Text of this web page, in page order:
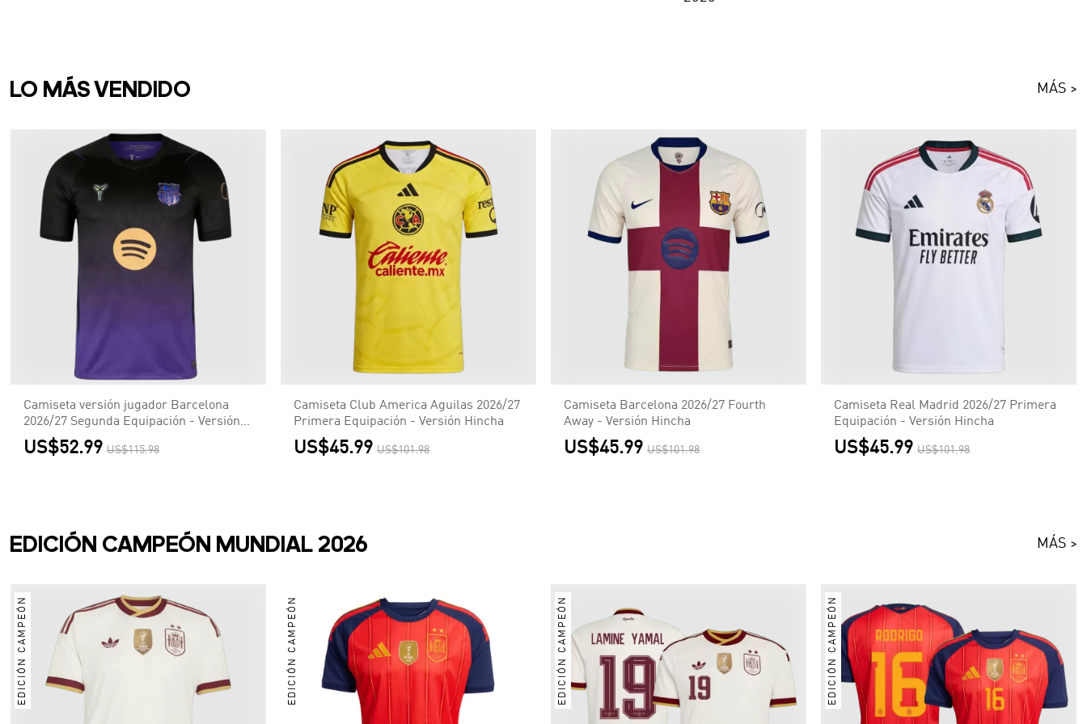
LO MÁS VENDIDO MÁS >
Camiseta versión jugador Barcelona
2026/27 Segunda Equipación - Versión
Jugador
US$52.99 US$115.98
Camiseta Club America Aguilas 2026/27
Primera Equipación - Versión Hincha
US$45.99 US$101.98
Camiseta Barcelona 2026/27 Fourth
Away - Versión Hincha
US$45.99 US$101.98
Camiseta Real Madrid 2026/27 Primera
Equipación - Versión Hincha
US$45.99 US$101.98
EDICIÓN CAMPEÓN MUNDIAL 2026 MÁS >
EDICIÓN CAMPEÓN EDICIÓN CAMPEÓN EDICIÓN CAMPEÓN EDICIÓN CAMPEÓN